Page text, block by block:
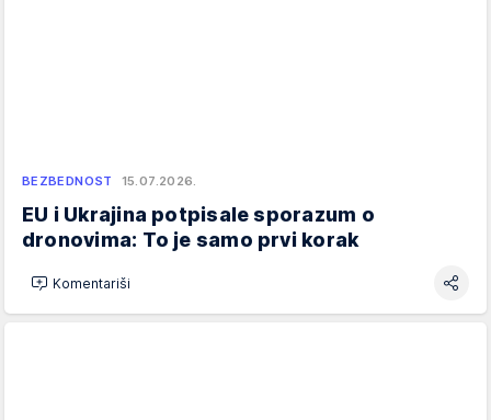
BEZBEDNOST 15.07.2026.
EU i Ukrajina potpisale sporazum o
dronovima: To je samo prvi korak
Komentariši